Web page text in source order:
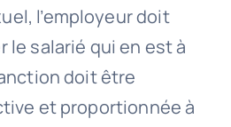
l’employeur doit
le salarié qui en est à
doit être
et proportionnée à